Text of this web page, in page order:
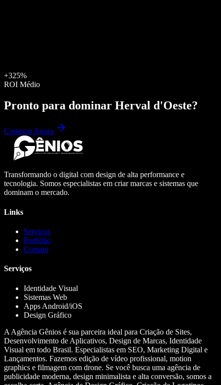
+325%
ROI Médio
Pronto para dominar Herval d'Oeste?
Começar Agora
Transformando o digital com design de alta performance e
tecnologia. Somos especialistas em criar marcas e sistemas que
dominam o mercado.
Links
Serviços
Portfólio
Contato
Serviços
Identidade Visual
Sistemas Web
Apps Android/iOS
Design Gráfico
A Agência Gênios é sua parceira ideal para Criação de Sites,
Desenvolvimento de Aplicativos, Design de Marcas, Identidade
Visual em todo Brasil. Especialistas em SEO, Marketing Digital e
Lançamentos. Fazemos edição de vídeo profissional, motion
graphics e filmagem com drone. Se você busca uma agência de
publicidade moderna, design minimalista e alta conversão, somos a